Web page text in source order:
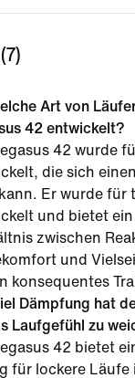
Art von
42 entwickelt?
42 wurde
die sich
Er wurde für
und bietet
zwischen
und
konsequentes
Dämpfung hat
Laufgefühl zu
42 bietet
für lockere Läufe